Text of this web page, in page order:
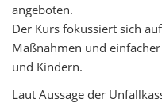
angeboten.
Der Kurs fokussiert sich
Maßnahmen und
und Kindern.
Laut Aussage der